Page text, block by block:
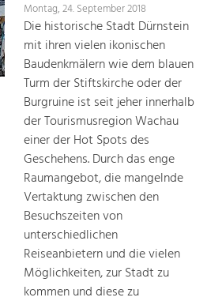
Montag, 24. September 2018
Die historische Stadt Dürnstein
mit ihren vielen ikonischen
Baudenkmälern wie dem blauen
Turm der Stiftskirche oder der
Burgruine ist seit jeher innerhalb
der Tourismusregion Wachau
einer der Hot Spots des
Geschehens. Durch das enge
Raumangebot, die mangelnde
Vertaktung zwischen den
Besuchszeiten von
unterschiedlichen
Reiseanbietern und die vielen
Möglichkeiten, zur Stadt zu
kommen und diese zu